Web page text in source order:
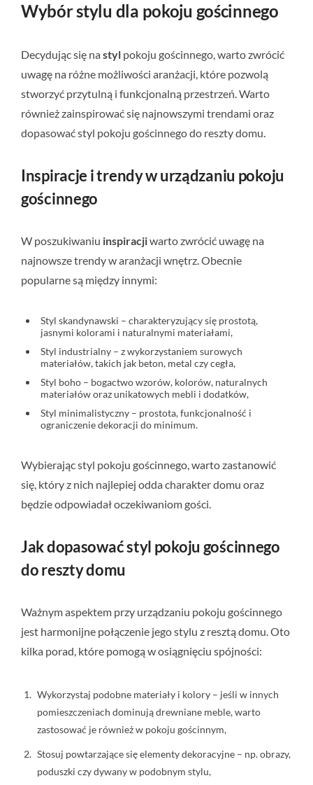
Wybór stylu dla pokoju gościnnego
Decydując się nastyl pokoju gościnnego, warto zwrócić
uwagę na różne możliwości aranżacji, które pozwolą
stworzyć przytulną i funkcjonalną przestrzeń. Warto
również zainspirować się najnowszymi trendami oraz
dopasować styl pokoju gościnnego do reszty domu.
Inspiracje i trendy w urządzaniu pokoju
gościnnego
W poszukiwaniu inspiracjiwarto zwrócić uwagę na
najnowsze trendy w aranżacji wnętrz. Obecnie
popularne są między innymi:
Styl skandynawski – charakteryzujący się prostotą,
jasnymi kolorami i naturalnymi materiałami,
Styl industrialny – z wykorzystaniem surowych
materiałów, takich jak beton, metal czy cegła,
Styl boho – bogactwo wzorów, kolorów, naturalnych
materiałów oraz unikatowych mebli i dodatków,
Styl minimalistyczny – prostota, funkcjonalność i
ograniczenie dekoracji do minimum.
Wybierając styl pokoju gościnnego, warto zastanowić
się, który z nich najlepiej odda charakter domu oraz
będzie odpowiadał oczekiwaniom gości.
Jak dopasować styl pokoju gościnnego
do reszty domu
Ważnym aspektem przy urządzaniu pokoju gościnnego
jest harmonijne połączenie jego stylu z resztą domu. Oto
kilka porad, które pomogą w osiągnięciu spójności:
Wykorzystaj podobne materiały i kolory – jeśli w innych
pomieszczeniach dominują drewniane meble, warto
zastosować je również w pokoju gościnnym,
Stosuj powtarzające się elementy dekoracyjne – np. obrazy,
poduszki czy dywany w podobnym stylu,